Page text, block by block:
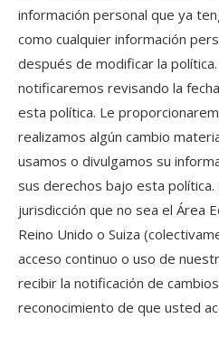
información personal que ya
como cualquier información
después de modificar la
notificaremos revisando la
esta política. Le
realizamos algún cambio
usamos o divulgamos su
sus derechos bajo esta política.
jurisdicción que no sea el Área
Reino Unido o Suiza
acceso continuo o uso de
recibir la notificación de
reconocimiento de que usted